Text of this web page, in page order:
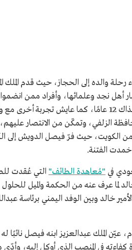
رحلة والده إلى الحجاز، حيث قدم
أهل نجد وعلمائها، وأفراد ممن
عربية مختلفة في 1343هـ/1924م، وكان عمر الأمير خالد آنذاك 12 عامًا،
الزلفي، وتمكّن من الانتصار
من الكويت، حيث فرّ فيصل الدويش إلى
خمدت الفتنة.
في "مُعاهدة الطائف" التي عُقدت
لما عرف عنه من الحكمة والميل
خالد وبين الوفد اليمني برئاسة
وبعد ضم الحجاز إلى الحكم السعودي عام 1344هـ/1925م، عيّن الملك عبدالعزيز
كفاءته في المنصب الذي أوكل إليه،